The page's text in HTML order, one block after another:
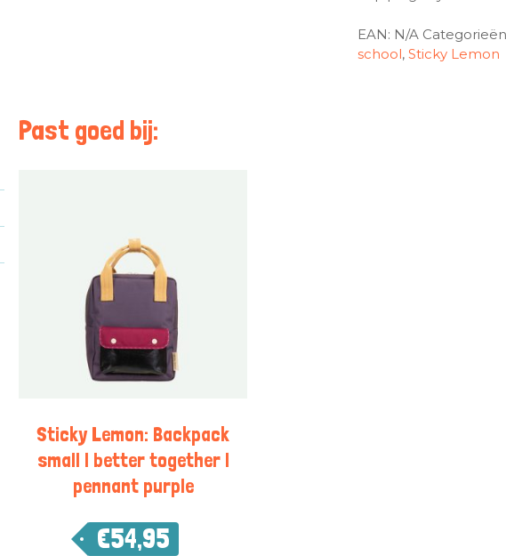
EAN: N/A
school, Sticky Lemon
Past goed bij:
Sticky Lemon: Backpack
small | better together |
pennant purple
€54,95